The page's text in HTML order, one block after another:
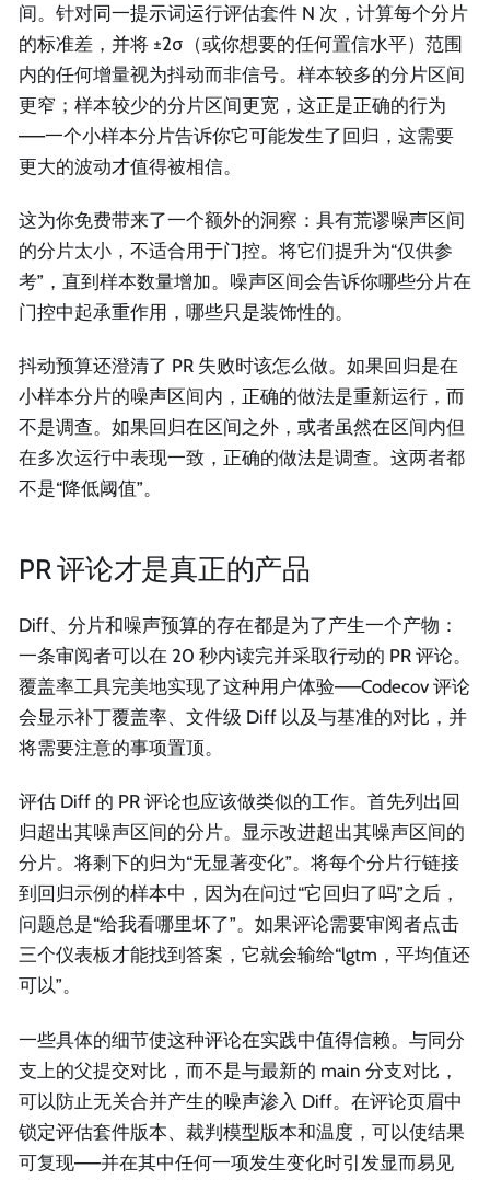
间。针对同一提示词运行评估套件 N 次，计算每个分片
的标准差，并将 ±2σ（或你想要的任何置信水平）范围
内的任何增量视为抖动而非信号。样本较多的分片区间
更窄；样本较少的分片区间更宽，这正是正确的行为
——一个小样本分片告诉你它可能发生了回归，这需要
更大的波动才值得被相信。
这为你免费带来了一个额外的洞察：具有荒谬噪声区间
的分片太小，不适合用于门控。将它们提升为“仅供参
考”，直到样本数量增加。噪声区间会告诉你哪些分片在
门控中起承重作用，哪些只是装饰性的。
抖动预算还澄清了 PR 失败时该怎么做。如果回归是在
小样本分片的噪声区间内，正确的做法是重新运行，而
不是调查。如果回归在区间之外，或者虽然在区间内但
在多次运行中表现一致，正确的做法是调查。这两者都
不是“降低阈值”。
PR 评论才是真正的产品
Diff、分片和噪声预算的存在都是为了产生一个产物：
一条审阅者可以在 20 秒内读完并采取行动的 PR 评论。
覆盖率工具完美地实现了这种用户体验——Codecov 评论
会显示补丁覆盖率、文件级 Diff 以及与基准的对比，并
将需要注意的事项置顶。
评估 Diff 的 PR 评论也应该做类似的工作。首先列出回
归超出其噪声区间的分片。显示改进超出其噪声区间的
分片。将剩下的归为“无显著变化”。将每个分片行链接
到回归示例的样本中，因为在问过“它回归了吗”之后，
问题总是“给我看哪里坏了”。如果评论需要审阅者点击
三个仪表板才能找到答案，它就会输给“lgtm，平均值还
可以”。
一些具体的细节使这种评论在实践中值得信赖。与同分
支上的父提交对比，而不是与最新的 main 分支对比，
可以防止无关合并产生的噪声渗入 Diff。在评论页眉中
锁定评估套件版本、裁判模型版本和温度，可以使结果
可复现——并在其中任何一项发生变化时引发显而易见